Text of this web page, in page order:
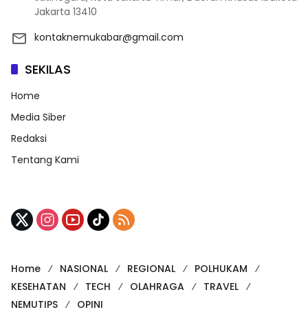
Jakarta 13410
kontaknemukabar@gmail.com
SEKILAS
Home
Media Siber
Redaksi
Tentang Kami
Home NASIONAL REGIONAL
POLHUKAM
KESEHATAN
TECH OLAHRAGA
TRAVEL
NEMUTIPS
OPINI